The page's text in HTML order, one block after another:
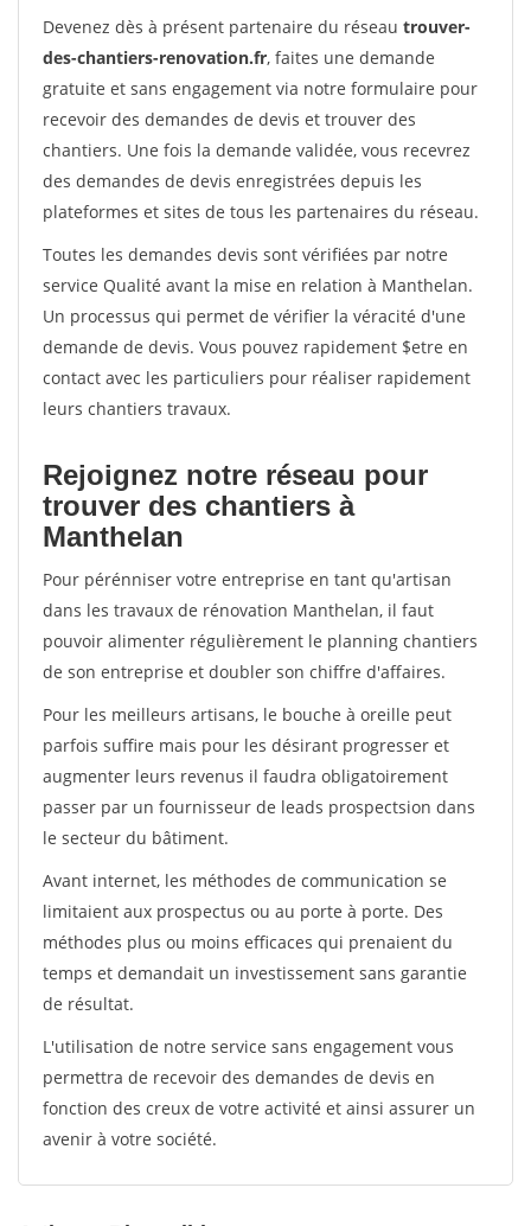
Devenez dès à présent partenaire du réseau trouver-
des-chantiers-renovation.fr, faites une demande
gratuite et sans engagement via notre formulaire pour
recevoir des demandes de devis et trouver des
chantiers. Une fois la demande validée, vous recevrez
des demandes de devis enregistrées depuis les
plateformes et sites de tous les partenaires du réseau.
Toutes les demandes devis sont vérifiées par notre
service Qualité avant la mise en relation à Manthelan.
Un processus qui permet de vérifier la véracité d'une
demande de devis. Vous pouvez rapidement $etre en
contact avec les particuliers pour réaliser rapidement
leurs chantiers travaux.
Rejoignez notre réseau pour
trouver des chantiers à
Manthelan
Pour pérénniser votre entreprise en tant qu'artisan
dans les travaux de rénovation Manthelan, il faut
pouvoir alimenter régulièrement le planning chantiers
de son entreprise et doubler son chiffre d'affaires.
Pour les meilleurs artisans, le bouche à oreille peut
parfois suffire mais pour les désirant progresser et
augmenter leurs revenus il faudra obligatoirement
passer par un fournisseur de leads prospectsion dans
le secteur du bâtiment.
Avant internet, les méthodes de communication se
limitaient aux prospectus ou au porte à porte. Des
méthodes plus ou moins efficaces qui prenaient du
temps et demandait un investissement sans garantie
de résultat.
L'utilisation de notre service sans engagement vous
permettra de recevoir des demandes de devis en
fonction des creux de votre activité et ainsi assurer un
avenir à votre société.